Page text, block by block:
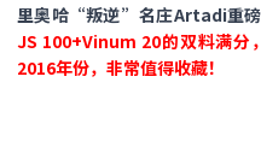
里奥哈“叛逆”名庄Artadi重磅
JS 100+Vinum 20的双料满分
2016年份，非常值得收藏！